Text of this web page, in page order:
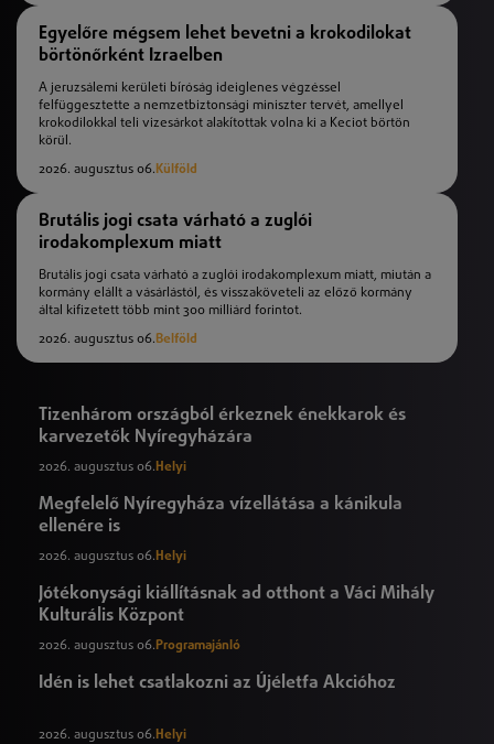
Egyelőre mégsem lehet bevetni a krokodilokat
börtönőrként Izraelben
A jeruzsálemi kerületi bíróság ideiglenes végzéssel
felfüggesztette a nemzetbiztonsági miniszter tervét, amellyel
krokodilokkal teli vizesárkot alakítottak volna ki a Keciot börtön
körül.
2026. augusztus 06. Külföld
Brutális jogi csata várható a zuglói
irodakomplexum miatt
Brutális jogi csata várható a zuglói irodakomplexum miatt, miután a
kormány elállt a vásárlástól, és visszaköveteli az előző kormány
által kifizetett több mint 300 milliárd forintot.
2026. augusztus 06.Belföld
Tizenhárom országból érkeznek énekkarok és
karvezetők Nyíregyházára
2026. augusztus 06. Helyi
Megfelelő Nyíregyháza vízellátása a kánikula
ellenére is
2026. augusztus 06. Helyi
Jótékonysági kiállításnak ad otthont a Váci Mihály
Kulturális Központ
2026. augusztus 06. Programajánló
Idén is lehet csatlakozni az Újéletfa Akcióhoz
2026. augusztus 06. Helyi